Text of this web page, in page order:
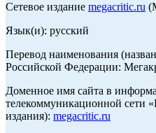
Сетевое издание megacritic.ru
Язык(и): русский
Перевод наименования
Российской Федерации:
Доменное имя сайта в
телекоммуникационной сети
издания): megacritic.ru